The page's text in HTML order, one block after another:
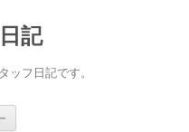
記
ッフ日記です。